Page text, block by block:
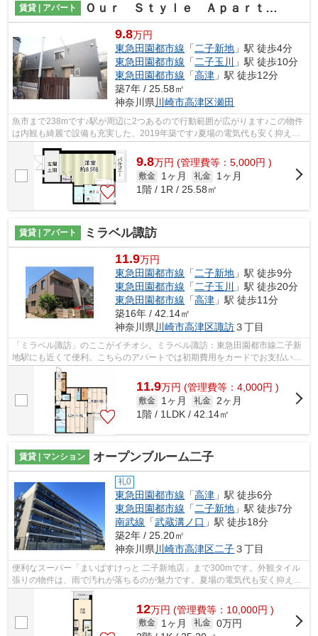
賃貸 | アパート Ｏｕｒ Ｓｔｙｌｅ Ａｐａｒｔｍｅｎｔ
9.8万円
東急田園都市線 「 二子新地 」駅 徒歩4分
東急田園都市線 「 二子玉川
」駅 徒歩10分
東急田園都市線 「高津 」駅 徒歩12分
築7年 / 25.58㎡
神奈川県 川崎市高津区瀬田
魚市まで238mです♪駅が周辺に2つあるので行動範囲が広がります♪この物件
は内観も綺麗で設備も充実した、2019年築です♪夏場の電気代も安く抑えら
れる通風良好で快適な物件です♪メールア...
9.8万円 (管理費等：5,000円 )
敷金 1ヶ月 礼金
1ヶ月
1階 / 1R / 25.58㎡
賃貸 | アパート ミラベル諏訪
11.9万円
東急田園都市線 「二子新地 」駅 徒歩9分
東急田園都市線 「二子玉川 」駅 徒歩20分
東急田園都市線 「高津 」駅 徒歩11分
築16年 / 42.14㎡
神奈川県 川崎市高津区諏訪３丁目
「ミラベル諏訪」のここがイチオシ。ミラベル諏訪：東急田園都市線二子新
地駅にも近くて便利。こちらのアパートでは初期費用をカードでお支払いい
ただけます。こちらのアパートからは2...
11.9万円 (管理費等：4,000円 )
敷金 1ヶ月 礼金
2ヶ月
1階 / 1LDK / 42.14㎡
賃貸 | マンション オープンブルーム二子
礼0
東急田園都市線 「高津 」駅 徒歩6分
東急田園都市線 「二子新地 」駅 徒歩7分
南武線 「武蔵溝ノ口 」駅 徒歩18分
築2年 / 25.20㎡
神奈川県川崎市高津区二子３丁目
便利なスーパー「まいばすけっと 二子新地店」まで300mです。外観タイル
張りの物件は、雨で汚れが落ちるのが魅力です。夏場の電気代も安く抑えら
れる通風良好で快適な物件です。2023年...
12万円 (管理費等：10,000円 )
敷金 1ヶ月 礼金 0万円